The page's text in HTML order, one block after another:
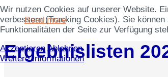
Ellwangen
Read more
Ergebnislisten
Wir nutzen Cookies auf unserer Website.
verbessern (Tracking Cookies). Sie
Funktionalitäten der Seite zur Verfügung
Akzeptieren Ablehnen
Weitere Informationen